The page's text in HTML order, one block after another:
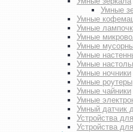
Умные
Умные
Умные
Умные
Умные
Умные
Умные
Умные ночники
Умные роутеры
Умные чайники
Умные
Умный датчик
Устройства
Устройства